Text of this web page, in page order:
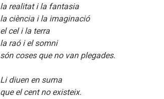
la realitat i la fantasia
la ciència i la imaginació
el cel i la terra
la raó i el somni
són coses que no van plegades.
Li diuen en suma
que el cent no existeix.